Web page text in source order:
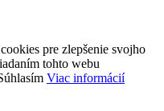
pre zlepšenie svojho
tohto webu
Viac informácií